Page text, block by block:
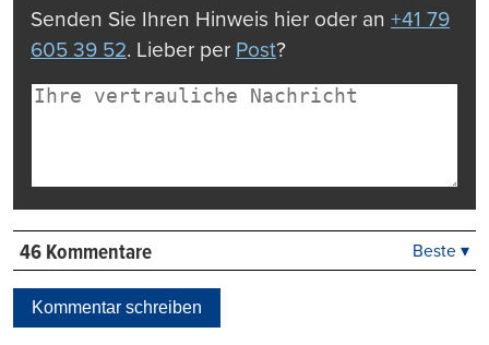
Senden Sie Ihren Hinweis hier oder an +41 79
605 39 52. Lieber per Post?
46 Kommentare Beste ▾
Kommentar schreiben